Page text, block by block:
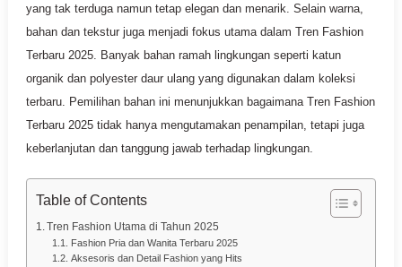
yang tak terduga namun tetap elegan dan menarik. Selain warna,
bahan dan tekstur juga menjadi fokus utama dalam Tren Fashion
Terbaru 2025. Banyak bahan ramah lingkungan seperti katun
organik dan polyester daur ulang yang digunakan dalam koleksi
terbaru. Pemilihan bahan ini menunjukkan bagaimana Tren Fashion
Terbaru 2025 tidak hanya mengutamakan penampilan, tetapi juga
keberlanjutan dan tanggung jawab terhadap lingkungan.
Table of Contents
Tren Fashion Utama di Tahun 2025
Fashion Pria dan Wanita Terbaru 2025
Aksesoris dan Detail Fashion yang Hits